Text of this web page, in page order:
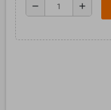
remove add